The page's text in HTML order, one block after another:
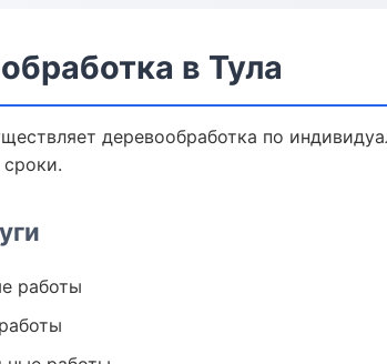
в Тула
деревообработка по
работы